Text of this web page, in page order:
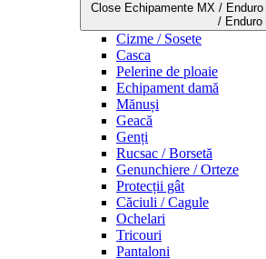
Close Echipamente MX / Enduro
/ Enduro
Cizme / Sosete
Casca
Pelerine de ploaie
Echipament damă
Mănuși
Geacă
Genți
Rucsac / Borsetă
Genunchiere / Orteze
Protecții gât
Căciuli / Cagule
Ochelari
Tricouri
Pantaloni